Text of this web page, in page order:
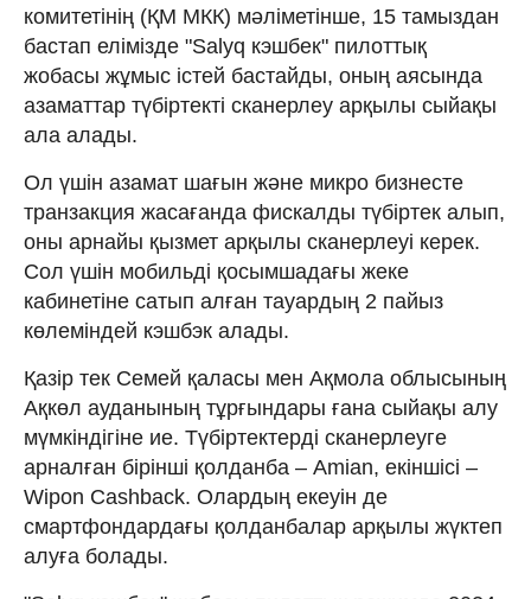
комитетінің (ҚМ МКК) мәліметінше, 15 тамыздан
бастап елімізде "Salyq кэшбек" пилоттық
жобасы жұмыс істей бастайды, оның аясында
азаматтар түбіртекті сканерлеу арқылы сыйақы
ала алады.
Ол үшін азамат шағын және микро бизнесте
транзакция жасағанда фискалды түбіртек алып,
оны арнайы қызмет арқылы сканерлеуі керек.
Сол үшін мобильді қосымшадағы жеке
кабинетіне сатып алған тауардың 2 пайыз
көлеміндей кэшбэк алады.
Қазір тек Семей қаласы мен Ақмола облысының
Ақкөл ауданының тұрғындары ғана сыйақы алу
мүмкіндігіне ие. Түбіртектерді сканерлеуге
арналған бірінші қолданба – Amian, екіншісі –
Wipon Cashback. Олардың екеуін де
смартфондардағы қолданбалар арқылы жүктеп
алуға болады.